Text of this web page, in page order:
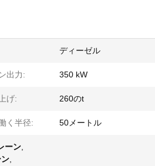
ディーゼル
出力: 350 kW
げ: 260のt
く半径: 50メートル
ーン